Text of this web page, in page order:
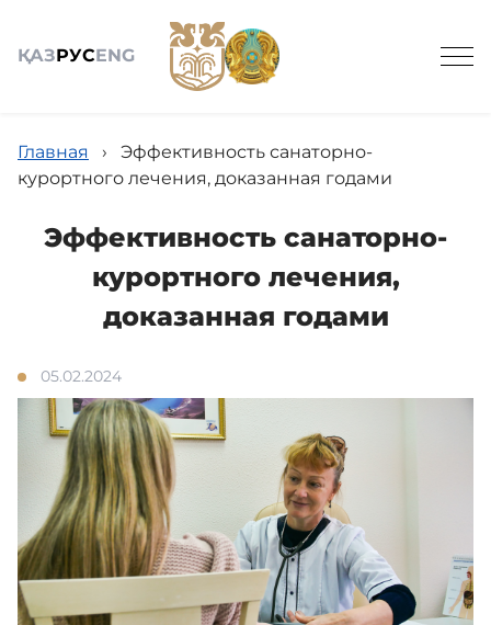
ҚАЗРУСENG
Номера и цены
Лечение
Путевки
Акции и новости
Досуг
Главная ›
Эффективность санаторно-
курортного лечения, доказанная годами
Эффективность санаторно-
курортного лечения,
доказанная годами
05.02.2024